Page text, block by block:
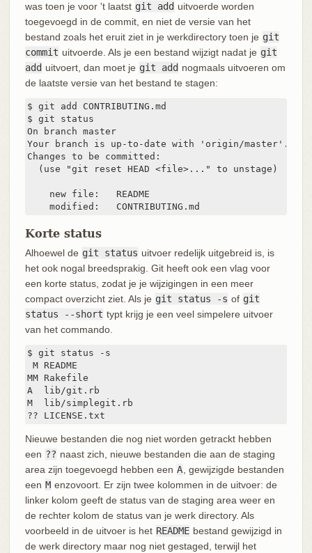
was toen je voor 't laatst git add uitvoerde worden
toegevoegd in de commit, en niet de versie van het
bestand zoals het eruit ziet in je werkdirectory toen je git
commit uitvoerde. Als je een bestand wijzigt nadat je git
add uitvoert, dan moet je git add nogmaals uitvoeren om
de laatste versie van het bestand te stagen:
$ git add CONTRIBUTING.md
$ git status
On branch master
Your branch is up-to-date with 'origin/master'.
Changes to be committed:
  (use "git reset HEAD <file>..." to unstage)
    new file:   README
    modified:   CONTRIBUTING.md
Korte status
Alhoewel de git status uitvoer redelijk uitgebreid is, is
het ook nogal breedsprakig. Git heeft ook een vlag voor
een korte status, zodat je je wijzigingen in een meer
compact overzicht ziet. Als je git status -s of git
status --short typt krijg je een veel simpelere uitvoer
van het commando.
$ git status -s
M README
MM Rakefile
A  lib/git.rb
M  lib/simplegit.rb
?? LICENSE.txt
Nieuwe bestanden die nog niet worden getrackt hebben
een ?? naast zich, nieuwe bestanden die aan de staging
area zijn toegevoegd hebben een A , gewijzigde bestanden
een M enzovoort. Er zijn twee kolommen in de uitvoer: de
linker kolom geeft de status van de staging area weer en
de rechter kolom de status van je werk directory. Als
voorbeeld in de uitvoer is het README bestand gewijzigd in
de werk directory maar nog niet gestaged, terwijl het